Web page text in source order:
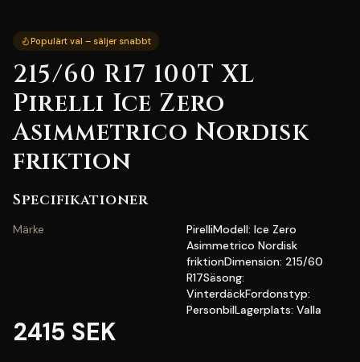
Populärt val – säljer snabbt
215/60 R17 100T XL
Pirelli Ice Zero
Asimmetrico Nordisk
friktion
Specifikationer
Märke
PirelliModell: Ice Zero
Asimmetrico Nordisk
friktionDimension: 215/60
R17Säsong:
VinterdäckFordonstyp:
PersonbilLagerplats: Valla
2415 SEK